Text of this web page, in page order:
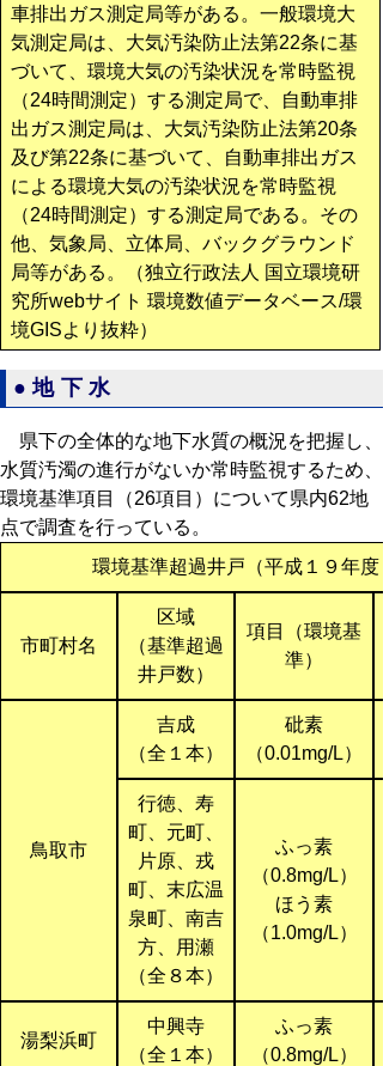
車排出ガス測定局等がある。一般環境大
気測定局は、大気汚染防止法第22条に基
づいて、環境大気の汚染状況を常時監視
（24時間測定）する測定局で、自動車排
出ガス測定局は、大気汚染防止法第20条
及び第22条に基づいて、自動車排出ガス
による環境大気の汚染状況を常時監視
（24時間測定）する測定局である。その
他、気象局、立体局、バックグラウンド
局等がある。（独立行政法人 国立環境研
究所webサイト 環境数値データベース/環
境GISより抜粋）
●地下水
県下の全体的な地下水質の概況を把握し、
水質汚濁の進行がないか常時監視するため、
環境基準項目（26項目）について県内62地
点で調査を行っている。
環境基準超過井戸（平成１９年
市町村名
区域
（基準超過
井戸数）
項目（環境基
準）
鳥取市
吉成
（全１本）
砒素
（0.01mg/L）
行徳、寿
町、元町、
片原、戎
町、末広温
泉町、南吉
方、用瀬
（全８本）
ふっ素
（0.8mg/L）
ほう素
（1.0mg/L）
湯梨浜町
中興寺
（全１本）
ふっ素
（0.8mg/L）